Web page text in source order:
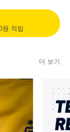
원 적립
더 보기